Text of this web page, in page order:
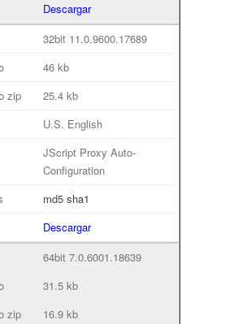
Descargar
32bit 11.0.9600.17689
46 kb
25.4 kb
U.S. English
JScript Proxy Auto-
Configuration
md5 sha1
Descargar
64bit 7.0.6001.18639
31.5 kb
16.9 kb